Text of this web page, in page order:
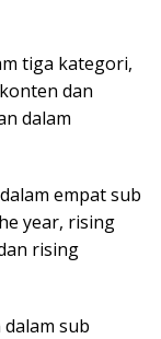
tiga kategori,
dan
dalam
empat sub
year, rising
rising
sub